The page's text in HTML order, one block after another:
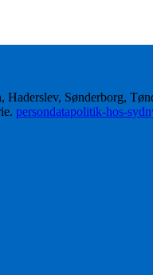
Sønderborg,
persondatapolitik-hos-